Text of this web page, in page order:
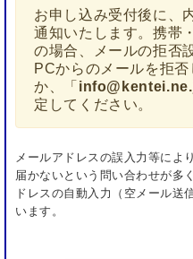
試験委員の指示に
試験中に、助言
試験問題等を複写
問題用紙・答案用
用紙の持ち帰り
受験機器を使用し
お申し込み受付後に、
通知いたします。携帯
の場合、メールの拒否
PCからのメールを拒
か、「
定してください。
メールアドレスの誤入力等によ
届かないという問い合わせが多
ドレスの自動入力（空メール送
います。